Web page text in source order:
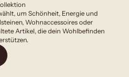
um Schönheit, Energie und
Wohnaccessoires oder
Artikel, die dein Wohlbefinden